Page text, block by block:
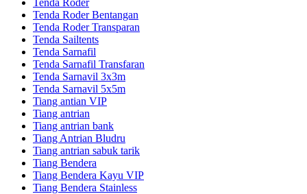
Tenda Roder
Tenda Roder Bentangan
Tenda Roder Transparan
Tenda Sailtents
Tenda Sarnafil
Tenda Sarnafil Transfaran
Tenda Sarnavil 3x3m
Tenda Sarnavil 5x5m
Tiang antian VIP
Tiang antrian
Tiang antrian bank
Tiang Antrian Bludru
Tiang antrian sabuk tarik
Tiang Bendera
Tiang Bendera Kayu VIP
Tiang Bendera Stainless